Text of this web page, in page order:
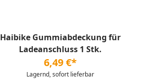
Haibike Gummiabdeckung für
Ladeanschluss 1 Stk.
6,49 €*
Lagernd, sofort lieferbar